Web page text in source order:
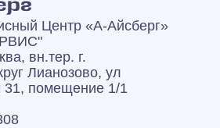
Центр «А‑Айсберг»
вн.тер. г.
Лианозово, ул
31, помещение 1/1